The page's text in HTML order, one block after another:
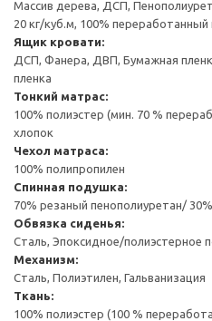
Массив дерева, ДСП,
20 кг/куб.м, 100%
Ящик кровати:
ДСП, Фанера, ДВП, Бумажная
пленка
Тонкий матрас:
100% полиэстер (мин. 70 %
хлопок
Чехол матраса:
100% полипропилен
Спинная подушка:
70% резаный пенополиуретан/
Обвязка сиденья:
Сталь, Эпоксидное/полиэстерное
Механизм:
Сталь, Полиэтилен, Гальванизация
Ткань:
100% полиэстер (100 %